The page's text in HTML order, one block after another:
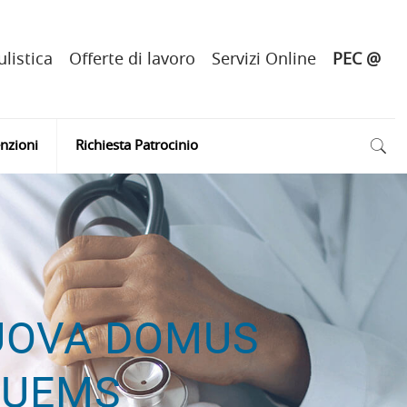
Richiesta Patrocinio
Offerte di lavoro Servizi Online PEC @
DOMUS